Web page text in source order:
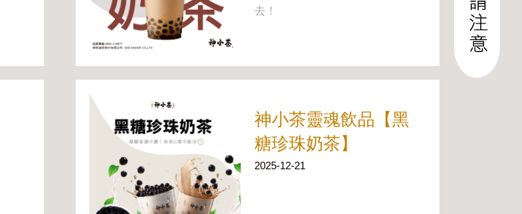
去！
神小茶靈魂飲品【黑
糖珍珠奶茶】
2025-12-21